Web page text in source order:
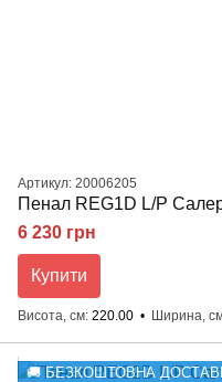
Артикул: 20006205
Пенал REG1D L/P
6 230 грн
Купити
Висота, см 220.00 Ширина,
🚚 БЕЗКОШТОВНА